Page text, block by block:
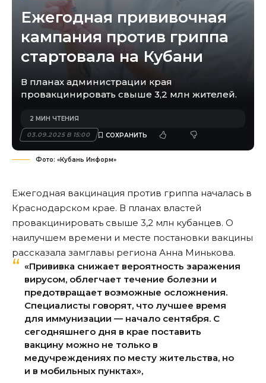
Ежегодная прививочная
кампания против гриппа
стартовала на Кубани
В планах администрации края
провакцинировать свыше 3,2 млн жителей.
03.09.2025 В 15:00
2 МИН ЧТЕНИЯ
Фото: «Кубань Информ»
Ежегодная вакцинация против гриппа началась в
Краснодарском крае. В планах властей
провакцинировать свыше 3,2 млн кубанцев. О
наилучшем времени и месте постановки вакцины
рассказала замглавы региона Анна Минькова.
«Прививка снижает вероятность заражения
вирусом, облегчает течение болезни и
предотвращает возможные осложнения.
Специалисты говорят, что лучшее время
для иммунизации — начало сентября. С
сегодняшнего дня в крае поставить
вакцину можно не только в
медучреждениях по месту жительства, но
и в мобильных пунктах»,